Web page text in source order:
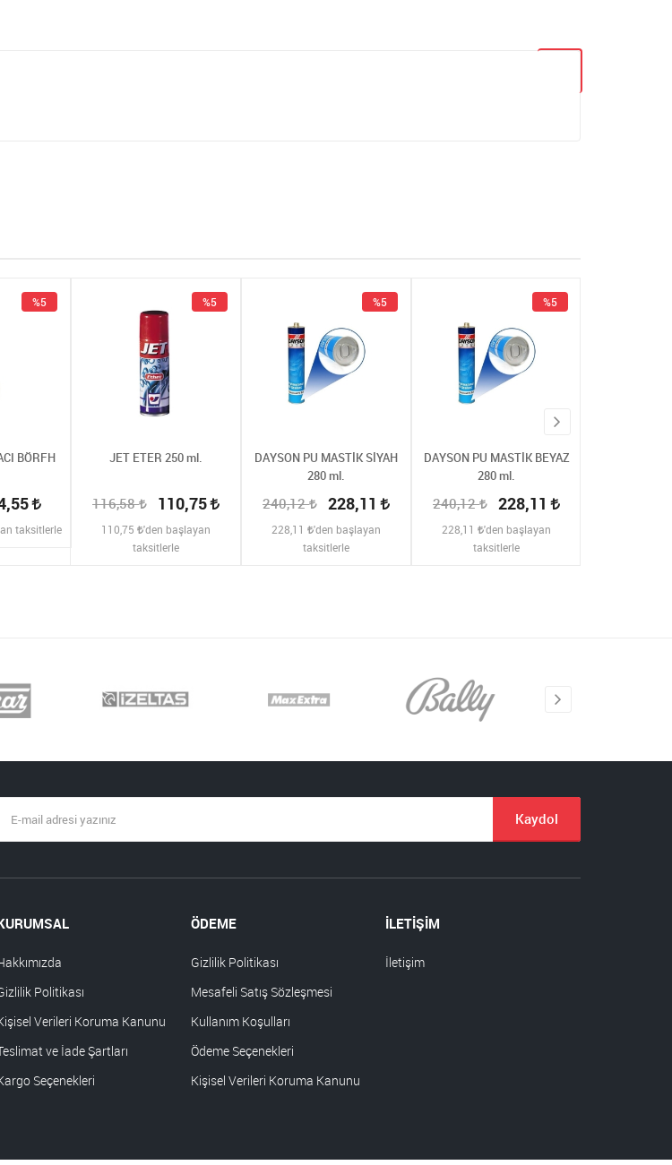
BÖRFH
%5
taksitlerle
JET ETER 250 ml.
116,58 110,75
%5
110,75
'den başlayan
taksitlerle
DAYSON PU MASTİK SİYAH
280 ml.
240,12 228,11
%5
228,11
'den başlayan
taksitlerle
DAYSON PU MASTİK BEYAZ
280 ml.
240,12 228,11
%5
228,11
'den başlayan
taksitlerle
Kaydol
Politikası
Verileri Koruma Kanunu
ve İade Şartları
Seçenekleri
ÖDEME
Gizlilik Politikası
Mesafeli Satış Sözleşmesi
Kullanım Koşulları
Ödeme Seçenekleri
Kişisel Verileri Koruma Kanunu
İLETİŞİM
İletişim